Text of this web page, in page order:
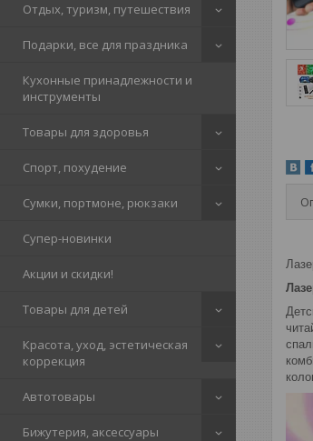
Отдых, туризм, путешествия
Подарки, все для праздника
Кухонные принадлежности и
инструменты
Товары для здоровья
Спорт, похудение
Сумки, портмоне, рюкзаки
Супер-новинки
Акции и скидки!
Товары для детей
Красота, уход, эстетическая
коррекция
Автотовары
Бижутерия, аксессуары